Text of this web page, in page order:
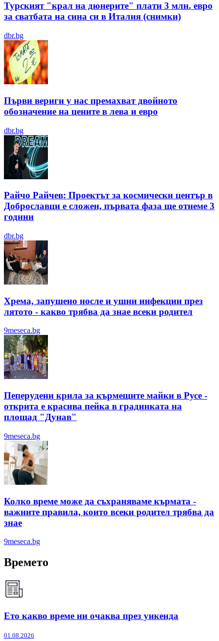
Турският "крал на дюнерите" плати 3 млн. евро
за сватбата на сина си в Италия (снимки)
dbr.bg
Първи вериги у нас премахват двойното
обозначение на цените в лева и евро
dbr.bg
Райчо Райчев: Проектът за космически център в
Доброславци е сложен, първата фаза ще отнеме 3
години
dbr.bg
Хрема, запушено носле и ушни инфекции през
лятотo - какво трябва да знае всеки родител
9meseca.bg
Пеперудени крила за кърмещите майки в Русе -
открита е красива пейка в градинката на
площад "Дунав"
9meseca.bg
Колко време може да съхраняваме кърмата -
важните правила, които всеки родител трябва да
знае
9meseca.bg
Времето
Ето какво време ни очаква през уикенда
01.08.2026